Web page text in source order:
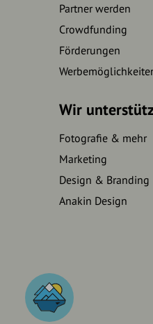
Partner werden
Crowdfunding
Förderungen
Wir
Fotografie & mehr
Marketing
Design & Branding
Anakin Design